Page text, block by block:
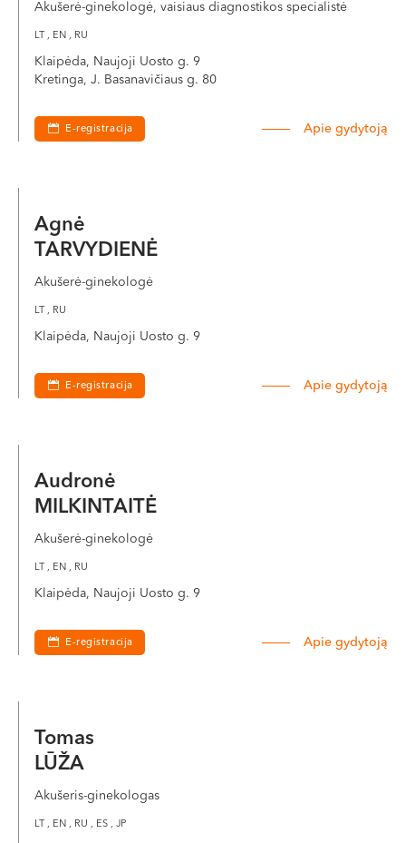
Akušerė-ginekologė, vaisiaus diagnostikos specialistė
LT , EN , RU
Klaipėda, Naujoji Uosto g. 9
Kretinga, J. Basanavičiaus g. 80
E-registracija Apie gydytoją
Agnė
TARVYDIENĖ
Akušerė-ginekologė
LT , RU
Klaipėda, Naujoji Uosto g. 9
E-registracija Apie gydytoją
Audronė
MILKINTAITĖ
Akušerė-ginekologė
LT , EN , RU
Klaipėda, Naujoji Uosto g. 9
E-registracija Apie gydytoją
Tomas
LŪŽA
Akušeris-ginekologas
LT , EN , RU , ES , JP